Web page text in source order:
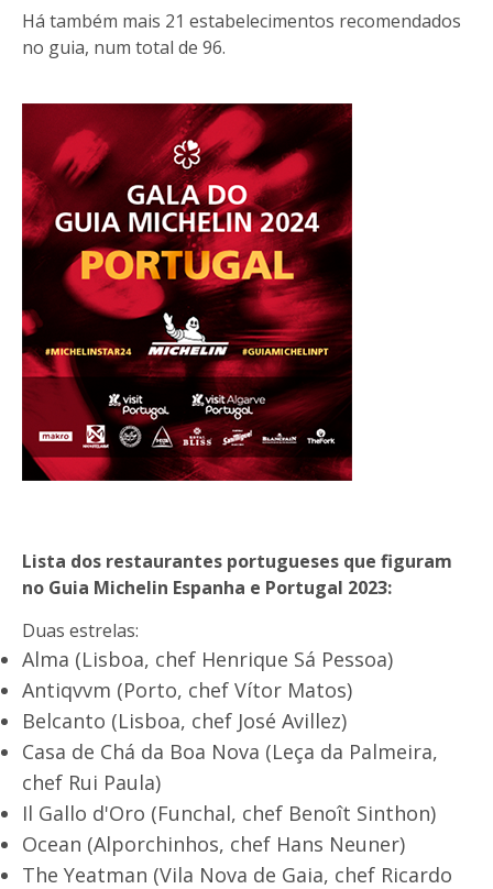
Há também mais 21 estabelecimentos recomendados
no guia, num total de 96.
Lista dos restaurantes portugueses que figuram
no Guia Michelin Espanha e Portugal 2023:
Duas estrelas:
Alma (Lisboa, chef Henrique Sá Pessoa)
Antiqvvm (Porto, chef Vítor Matos)
Belcanto (Lisboa, chef José Avillez)
Casa de Chá da Boa Nova (Leça da Palmeira,
chef Rui Paula)
Il Gallo d'Oro (Funchal, chef Benoît Sinthon)
Ocean (Alporchinhos, chef Hans Neuner)
The Yeatman (Vila Nova de Gaia, chef Ricardo